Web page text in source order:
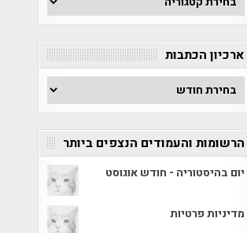
לפי
קטגוריה
ארכיון הכתבות
ארכיון
הכתבות
הרשומות והעמודים הנצפים ביותר
יום בהיסטוריה - חודש אוגוסט
מדיניות פרטיות